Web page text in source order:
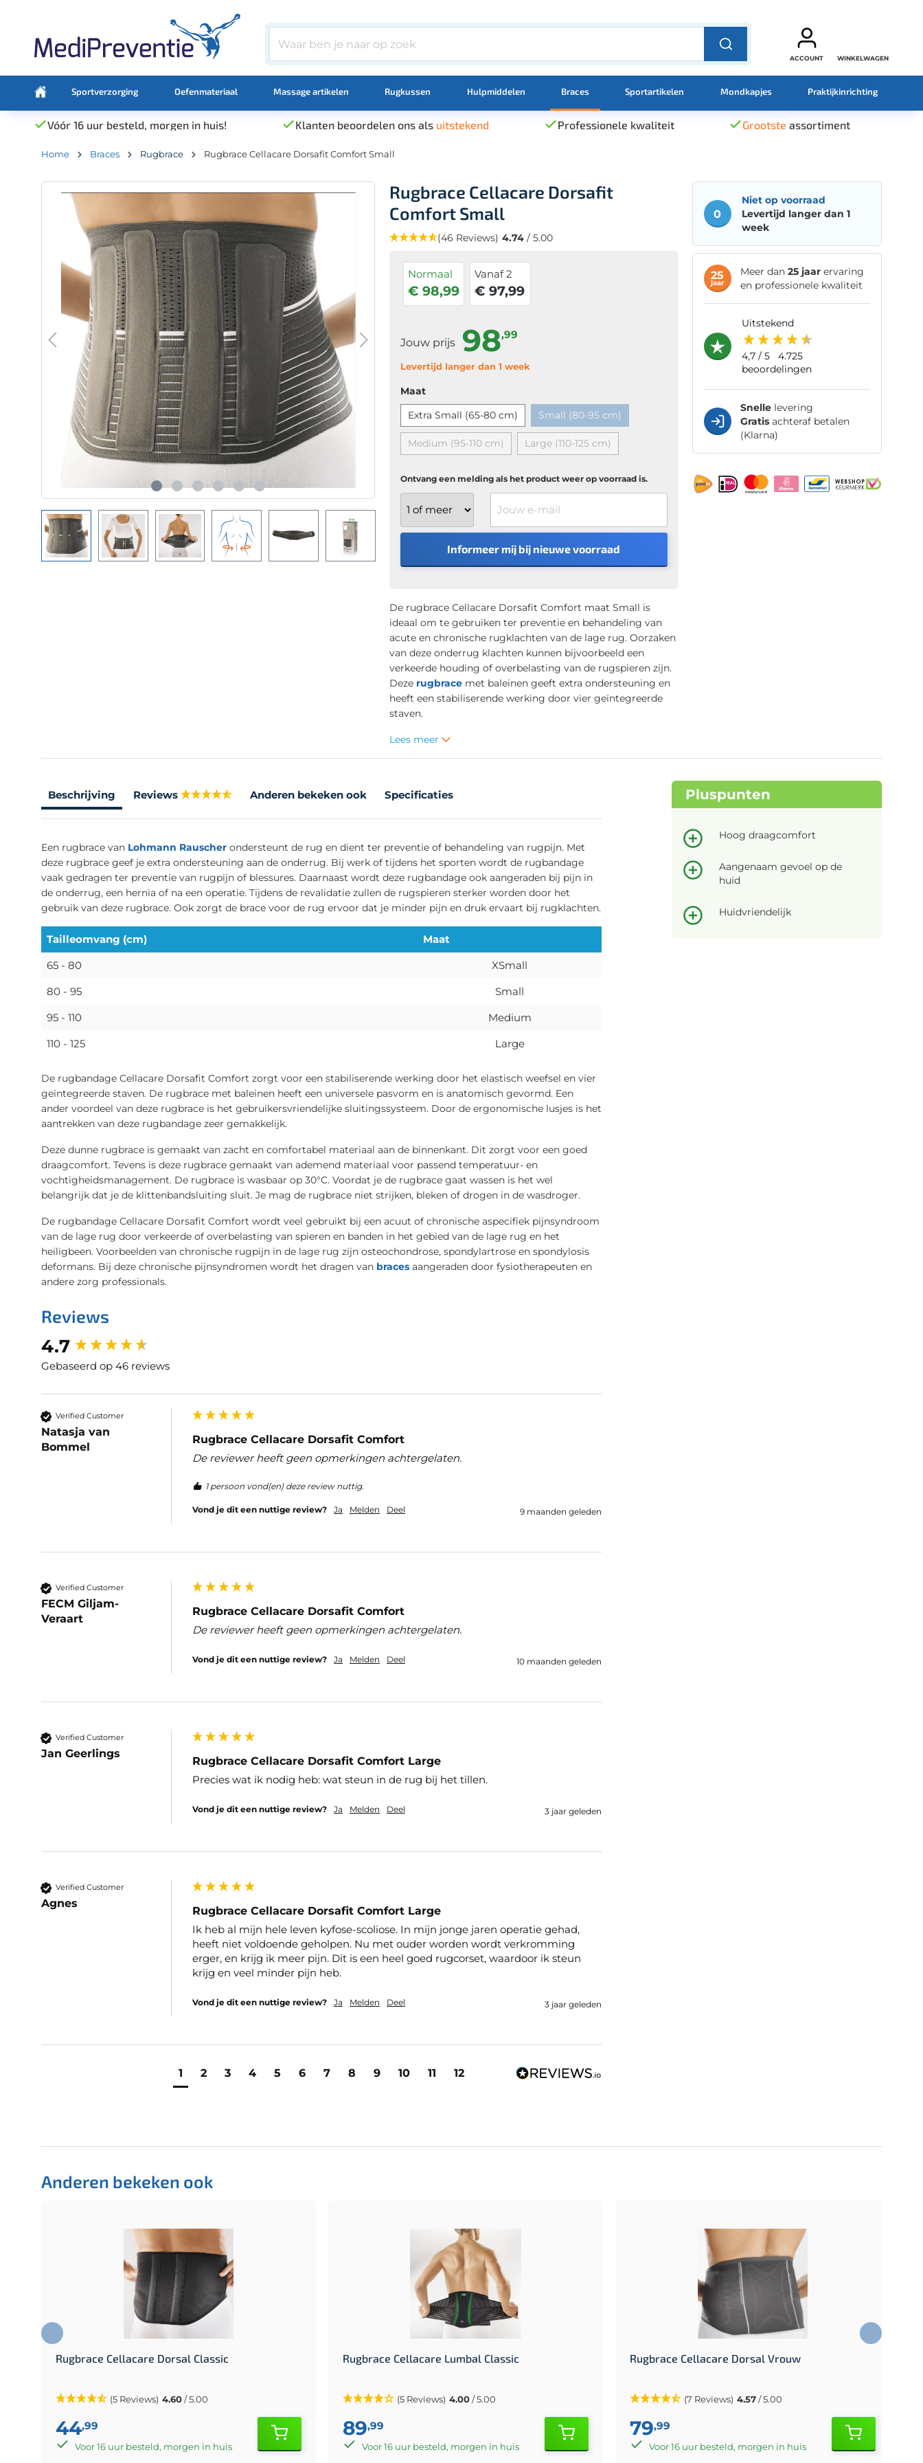
ACCOUNT WINKELWAGEN
Sportverzorging Oefenmateriaal Massage artikelen Rugkussen Hulpmiddelen Braces Sportartikelen Mondkapjes Praktijkinrichting
Vóór 16 uur besteld, morgen in huis! Klanten beoordelen ons als uitstekend Professionele kwaliteit Grootste assortiment
Home Braces Rugbrace Rugbrace Cellacare Dorsafit Comfort Small
Rugbrace Cellacare Dorsafit
Comfort Small
(46 Reviews) 4.74/ 5.00
Normaal
€ 98,99
Vanaf 2
€ 97,99
Jouw prijs 98,99
Levertijd langer dan 1 week
Maat
Extra Small (65-80 cm)
Small (80-95 cm)
Medium (95-110 cm) Large (110-125 cm)
Ontvang een melding als het product weer op voorraad is.
Informeer mij bij nieuwe voorraad
De rugbrace Cellacare Dorsafit Comfort maat Small is
ideaal om te gebruiken ter preventie en behandeling van
acute en chronische rugklachten van de lage rug. Oorzaken
van deze onderrug klachten kunnen bijvoorbeeld een
verkeerde houding of overbelasting van de rugspieren zijn.
Deze rugbracemet baleinen geeft extra ondersteuning en
heeft een stabiliserende werking door vier geïntegreerde
staven.
Lees meer
0
Niet op voorraad
Levertijd langer dan 1
week
25
jaar
Meer dan 25 jaarervaring
en professionele kwaliteit
uitstekend
4,7/ 5
4.725
beoordelingen
Snellelevering
Gratisachteraf betalen
(Klarna)
Beschrijving Reviews Anderen bekeken ook Specificaties
Een rugbrace van Lohmann Rauscher ondersteunt de rug en dient ter preventie of behandeling van rugpijn. Met
deze rugbrace geef je extra ondersteuning aan de onderrug. Bij werk of tijdens het sporten wordt de rugbandage
vaak gedragen ter preventie van rugpijn of blessures. Daarnaast wordt deze rugbandage ook aangeraden bij pijn in
de onderrug, een hernia of na een operatie. Tijdens de revalidatie zullen de rugspieren sterker worden door het
gebruik van deze rugbrace. Ook zorgt de brace voor de rug ervoor dat je minder pijn en druk ervaart bij rugklachten.
Tailleomvang (cm)
Maat
65 - 80
XSmall
80 - 95
Small
95 - 110
Medium
110 - 125
Large
De rugbandage Cellacare Dorsafit Comfort zorgt voor een stabiliserende werking door het elastisch weefsel en vier
geïntegreerde staven. De rugbrace met baleinen heeft een universele pasvorm en is anatomisch gevormd. Een
ander voordeel van deze rugbrace is het gebruikersvriendelijke sluitingssysteem. Door de ergonomische lusjes is het
aantrekken van deze rugbandage zeer gemakkelijk.
Deze dunne rugbrace is gemaakt van zacht en comfortabel materiaal aan de binnenkant. Dit zorgt voor een goed
draagcomfort. Tevens is deze rugbrace gemaakt van ademend materiaal voor passend temperatuur- en
vochtigheidsmanagement. De rugbrace is wasbaar op 30°C. Voordat je de rugbrace gaat wassen is het wel
belangrijk dat je de klittenbandsluiting sluit. Je mag de rugbrace niet strijken, bleken of drogen in de wasdroger.
De rugbandage Cellacare Dorsafit Comfort wordt veel gebruikt bij een acuut of chronische aspecifiek pijnsyndroom
van de lage rug door verkeerde of overbelasting van spieren en banden in het gebied van de lage rug en het
heiligbeen. Voorbeelden van chronische rugpijn in de lage rug zijn osteochondrose, spondylartrose en spondylosis
deformans. Bij deze chronische pijnsyndromen wordt het dragen van braces aangeraden door fysiotherapeuten en
andere zorg professionals.
Reviews
4.7
Gebaseerd op 46 reviews
Verified Customer
Natasja van
Bommel
Rugbrace Cellacare Dorsafit Comfort
De reviewer heeft geen opmerkingen achtergelaten.
1 persoon vond(en) deze review nuttig.
Vond je dit een nuttige review? Ja Melden Deel 9 maanden geleden
Verified Customer
FECM Giljam-
Veraart
Rugbrace Cellacare Dorsafit Comfort
De reviewer heeft geen opmerkingen achtergelaten.
Vond je dit een nuttige review? Ja Melden Deel 10 maanden geleden
Verified Customer
Jan Geerlings
Rugbrace Cellacare Dorsafit Comfort Large
Precies wat ik nodig heb: wat steun in de rug bij het tillen.
Vond je dit een nuttige review? Ja Melden Deel 3 jaar geleden
Verified Customer
Agnes
Rugbrace Cellacare Dorsafit Comfort Large
Ik heb al mijn hele leven kyfose-scoliose. In mijn jonge jaren operatie gehad,
heeft niet voldoende geholpen. Nu met ouder worden wordt verkromming
erger, en krijg ik meer pijn. Dit is een heel goed rugcorset, waardoor ik steun
krijg en veel minder pijn heb.
Vond je dit een nuttige review? Ja Melden Deel 3 jaar geleden
1 2 3 4 5 6 7 8 9 10 11 12
New content loaded
Pluspunten
Hoog draagcomfort
Aangenaam gevoel op de
huid
Huidvriendelijk
Anderen bekeken ook
Rugbrace Cellacare Dorsal Classic
(5 Reviews) 4.60/ 5.00
44,99
Voor 16 uur besteld, morgen in huis
Rugbrace Cellacare Lumbal Classic
(5 Reviews) 4.00/ 5.00
89,99
Voor 16 uur besteld, morgen in huis
Rugbrace Cellacare Dorsal Vrouw
(7 Reviews) 4.57/ 5.00
79,99
Voor 16 uur besteld, morgen in huis